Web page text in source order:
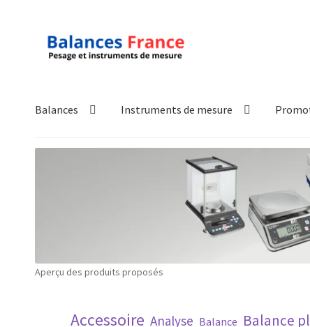
Aller
Aller
Balances Instruments de mesure
Politique de confidentialité
Validation de la commande
Aperçu des produits proposés
Accessoire Analyse Balance Balance